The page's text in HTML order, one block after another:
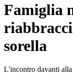
Famiglia
sorella
L'incontro davanti